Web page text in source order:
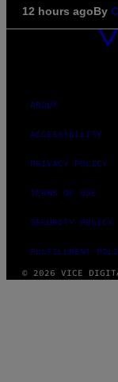
12 hours agoBy
VICE
ABOUT
ACCESSIBILITY
PRIVACY POLICY
TERMS OF USE
SECURITY POLICY
FULFILLMENT
© 2026 VICE